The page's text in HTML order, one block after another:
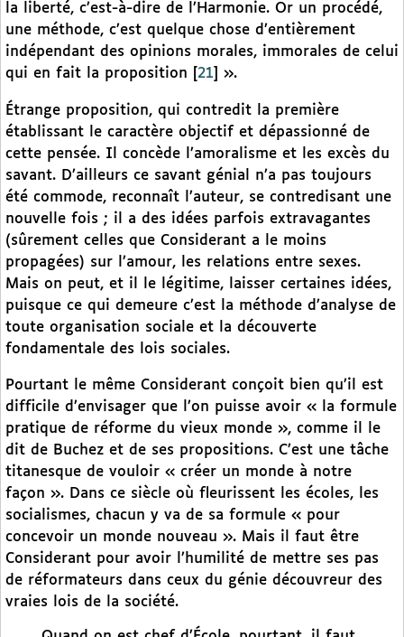
la liberté, c’est-à-dire de l’Harmonie. Or un procédé,
une méthode, c’est quelque chose d’entièrement
indépendant des opinions morales, immorales de celui
qui en fait la proposition
21 ».
Étrange proposition, qui contredit la première
établissant le caractère objectif et dépassionné de
cette pensée. Il concède l’amoralisme et les excès du
savant. D’ailleurs ce savant génial n’a pas toujours
été commode, reconnaît l’auteur, se contredisant une
nouvelle fois ; il a des idées parfois extravagantes
(sûrement celles que Considerant a le moins
propagées) sur l’amour, les relations entre sexes.
Mais on peut, et il le légitime, laisser certaines idées,
puisque ce qui demeure c’est la méthode d’analyse de
toute organisation sociale et la découverte
fondamentale des lois sociales.
Pourtant le même Considerant conçoit bien qu’il est
difficile d’envisager que l’on puisse avoir « la formule
pratique de réforme du vieux monde », comme il le
dit de Buchez et de ses propositions. C’est une tâche
titanesque de vouloir « créer un monde à notre
façon ». Dans ce siècle où fleurissent les écoles, les
socialismes, chacun y va de sa formule « pour
concevoir un monde nouveau ». Mais il faut être
Considerant pour avoir l’humilité de mettre ses pas
de réformateurs dans ceux du génie découvreur des
vraies lois de la société.